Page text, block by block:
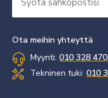
sähköpostisi
Ota meihin yhteyttä
Myynti: 010 328
Tekninen tuki: 010